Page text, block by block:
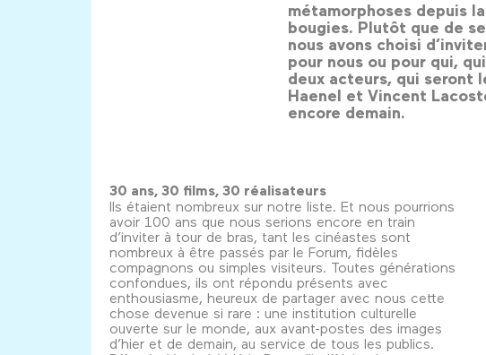
métamorphoses depuis
bougies. Plutôt que de
nous avons choisi
pour nous ou pour qui,
deux acteurs, qui seront
Haenel et Vincent
encore demain.
30 ans, 30 films, 30 réalisateurs
Ils étaient nombreux sur notre liste. Et nous pourrions
avoir 100 ans que nous serions encore en train
d’inviter à tour de bras, tant les cinéastes sont
nombreux à être passés par le Forum, fidèles
compagnons ou simples visiteurs. Toutes générations
confondues, ils ont répondu présents avec
enthousiasme, heureux de partager avec nous cette
chose devenue si rare : une institution culturelle
ouverte sur le monde, aux avant-postes des images
d’hier et de demain, au service de tous les publics.